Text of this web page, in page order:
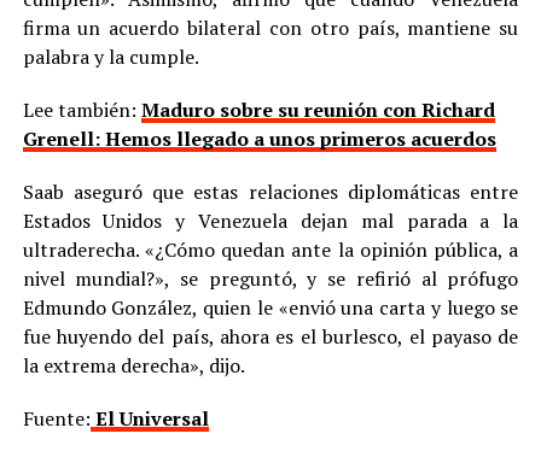
firma un acuerdo bilateral con otro país, mantiene su
palabra y la cumple.
Lee también: Maduro sobre su reunión con Richard
Grenell: Hemos llegado a unos primeros acuerdos
Saab aseguró que estas relaciones diplomáticas entre
Estados Unidos y Venezuela dejan mal parada a la
ultraderecha. «¿Cómo quedan ante la opinión pública, a
nivel mundial?», se preguntó, y se refirió al prófugo
Edmundo González, quien le «envió una carta y luego se
fue huyendo del país, ahora es el burlesco, el payaso de
la extrema derecha», dijo.
Fuente: El Universal